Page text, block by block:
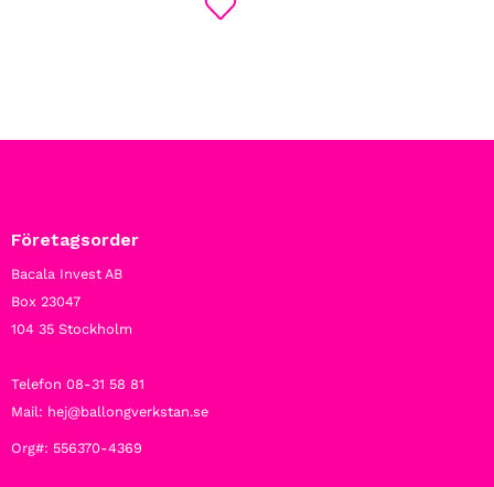
Lägg till i favoriter
Företagsorder
Bacala Invest AB
Box 23047
104 35 Stockholm
Telefon 08-31 58 81
Mail: hej@ballongverkstan.se
Org#: 556370-4369